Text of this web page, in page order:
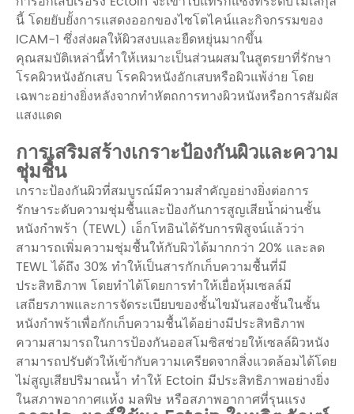
นี้ โดยยับยั้งการแสดงออกของไซโตไคน์และกิจกรรมของ
ICAM-1 ซึ่งส่งผลให้ผิวสงบและยืดหยุ่นมากขึ้น
คุณสมบัติเหล่านี้ทำให้เหมาะเป็นส่วนผสมในสูตรยาที่รักษา
โรคผิวหนังอักเสบ โรคผิวหนังอักเสบหรือผิวแพ้ง่าย โดย
เฉพาะอย่างยิ่งหลังจากทำหัตถการทางผิวหนังหรือการสัมผัส
แสงแดด
การเสริมสร้างเกราะป้องกันผิวและความ
ชุ่มชื้น
เกราะป้องกันผิวที่สมบูรณ์มีความสำคัญอย่างยิ่งต่อการ
รักษาระดับความชุ่มชื้นและป้องกันการสูญเสียน้ำผ่านชั้น
หนังกำพร้า (TEWL) เอ็กโทอินได้รับการพิสูจน์แล้วว่า
สามารถเพิ่มความชุ่มชื้นให้กับผิวได้มากกว่า 20% และลด
TEWL ได้ถึง 30% ทำให้เป็นสารกักเก็บความชื้นที่มี
ประสิทธิภาพ โดยทำได้โดยการทำให้เยื่อหุ้มเซลล์มี
เสถียรภาพและการจัดระเบียบของชั้นไขมันสองชั้นในชั้น
หนังกำพร้าเพื่อกักเก็บความชื้นได้อย่างมีประสิทธิภาพ
ความสามารถในการป้องกันออสโมซิสช่วยให้เซลล์ผิวหนัง
สามารถปรับตัวให้เข้ากับความเครียดจากสิ่งแวดล้อมได้โดย
ไม่สูญเสียปริมาณน้ำ ทำให้ Ectoin มีประสิทธิภาพอย่างยิ่ง
ในสภาพอากาศแห้ง มลพิษ หรือสภาพอากาศที่รุนแรง